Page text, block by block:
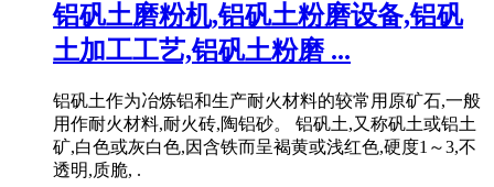
铝矾土磨粉机,铝矾土粉磨设备,铝矾
土加工工艺,铝矾土粉磨 ...
铝矾土作为冶炼铝和生产耐火材料的较常用原矿石,一般
用作耐火材料,耐火砖,陶铝砂。 铝矾土,又称矾土或铝土
矿,白色或灰白色,因含铁而呈褐黄或浅红色,硬度1～3,不
透明,质脆, .